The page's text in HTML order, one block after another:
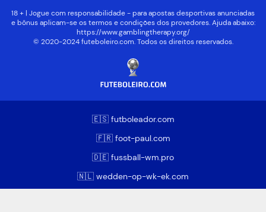
18 + | Jogue com responsabilidade - para apostas desportivas anunciadas
e bônus aplicam-se os termos e condições dos provedores. Ajuda abaixo:
https://www.gamblingtherapy.org/
© 2020-2024 futeboleiro.com. Todos os direitos reservados.
🇪🇸 futboleador.com
🇫🇷 foot-paul.com
🇩🇪 fussball-wm.pro
🇳🇱 wedden-op-wk-ek.com